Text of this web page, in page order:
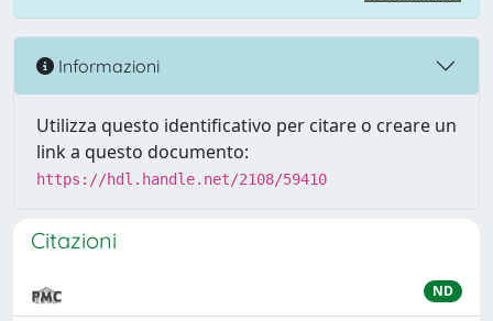
Informazioni
Utilizza questo identificativo per citare o creare un
link a questo documento:
https://hdl.handle.net/2108/59410
Citazioni
ND